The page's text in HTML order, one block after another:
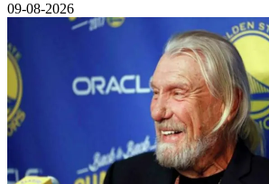
09-08-2026